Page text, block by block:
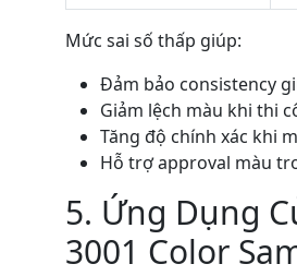
Mức sai số thấp giúp:
Đảm bảo consistency
Giảm lệch màu khi thi
Tăng độ chính xác khi
Hỗ trợ approval màu
5. Ứng Dụng
3001 Color